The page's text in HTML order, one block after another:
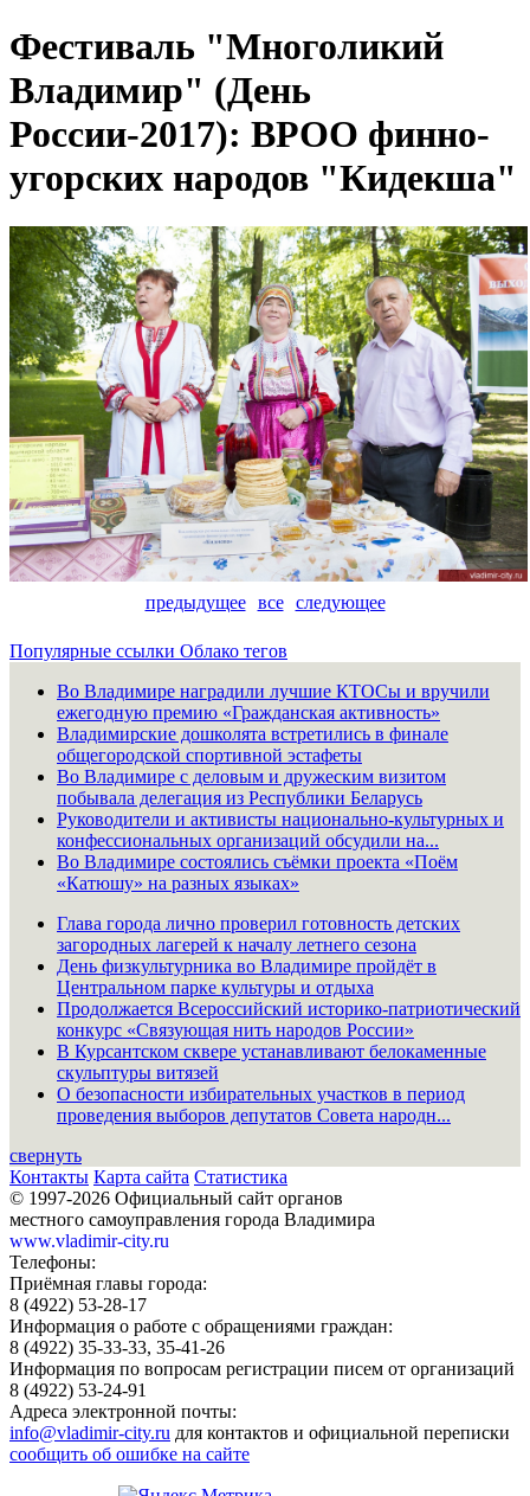
Фестиваль "Многоликий
Владимир" (День
России-2017): ВРОО финно-
угорских народов "Кидекша"
предыдущее все следующее
Популярные ссылки Облако тегов
Во Владимире наградили лучшие КТОСы и вручили
ежегодную премию «Гражданская активность»
Владимирские дошколята встретились в финале
общегородской спортивной эстафеты
Во Владимире с деловым и дружеским визитом
побывала делегация из Республики Беларусь
Руководители и активисты национально-культурных и
конфессиональных организаций обсудили на...
Во Владимире состоялись съёмки проекта «Поём
«Катюшу» на разных языках»
Глава города лично проверил готовность детских
загородных лагерей к началу летнего сезона
День физкультурника во Владимире пройдёт в
Центральном парке культуры и отдыха
Продолжается Всероссийский историко-патриотический
конкурс «Связующая нить народов России»
В Курсантском сквере устанавливают белокаменные
скульптуры витязей
О безопасности избирательных участков в период
проведения выборов депутатов Совета народн...
свернуть
Контакты Карта сайта Статистика
© 1997-2026 Официальный сайт органов
местного самоуправления города Владимира
www.vladimir-city.ru
Телефоны:
Приёмная главы города:
8 (4922) 53-28-17
Информация о работе с обращениями граждан:
8 (4922) 35-33-33, 35-41-26
Информация по вопросам регистрации писем от организаций
8 (4922) 53-24-91
Адреса электронной почты:
info@vladimir-city.ru для контактов и официальной переписки
сообщить об ошибке на сайте